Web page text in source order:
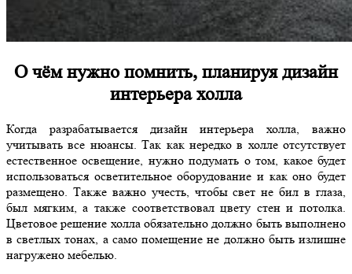
О чём нужно помнить, планируя дизайн
интерьера холла
Когда разрабатывается дизайн интерьера холла, важно
учитывать все нюансы. Так как нередко в холле отсутствует
естественное освещение, нужно подумать о том, какое будет
использоваться осветительное оборудование и как оно будет
размещено. Также важно учесть, чтобы свет не бил в глаза,
был мягким, а также соответствовал цвету стен и потолка.
Цветовое решение холла обязательно должно быть выполнено
в светлых тонах, а само помещение не должно быть излишне
нагружено мебелью.